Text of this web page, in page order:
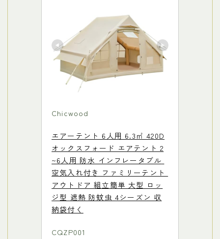
Chicwood
エアーテント 6人用 6.3㎡ 420D
オックスフォード エアテント 2
~6人用 防水 インフレータブル
空気入れ付き ファミリーテント
アウトドア 組立簡単 大型 ロッ
ジ型 遮熱 防蚊虫 4シーズン 収
納袋付く
CQZP001